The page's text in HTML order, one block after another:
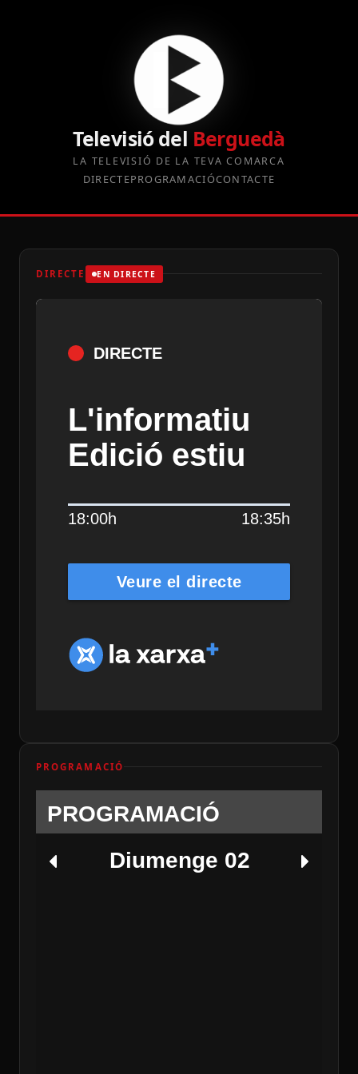
Televisió del Berguedà
LA TELEVISIÓ DE LA TEVA COMARCA
DIRECTEPROGRAMACIÓCONTACTE
DIRECTE EN DIRECTE
DIRECTE
L'informatiu
Edició estiu
18:00h 18:35h
Veure el directe
PROGRAMACIÓ
PROGRAMACIÓ
Diumenge 02